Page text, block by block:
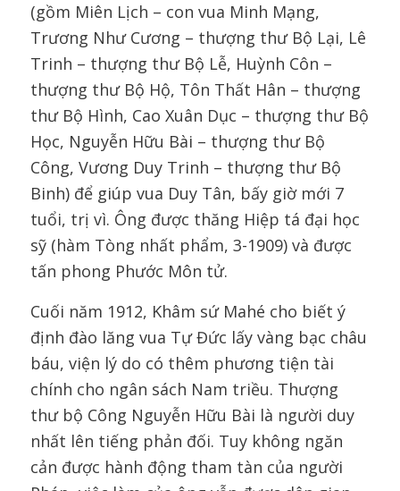
(gồm Miên Lịch – con vua Minh Mạng,
Trương Như Cương – thượng thư Bộ Lại, Lê
Trinh – thượng thư Bộ Lễ, Huỳnh Côn –
thượng thư Bộ Hộ, Tôn Thất Hân – thượng
thư Bộ Hình, Cao Xuân Dục – thượng thư Bộ
Học, Nguyễn Hữu Bài – thượng thư Bộ
Công, Vương Duy Trinh – thượng thư Bộ
Binh) để giúp vua Duy Tân, bấy giờ mới 7
tuổi, trị vì. Ông được thăng Hiệp tá đại học
sỹ (hàm Tòng nhất phẩm, 3-1909) và được
tấn phong Phước Môn tử.
Cuối năm 1912, Khâm sứ Mahé cho biết ý
định đào lăng vua Tự Đức lấy vàng bạc châu
báu, viện lý do có thêm phương tiện tài
chính cho ngân sách Nam triều. Thượng
thư bộ Công Nguyễn Hữu Bài là người duy
nhất lên tiếng phản đối. Tuy không ngăn
cản được hành động tham tàn của người